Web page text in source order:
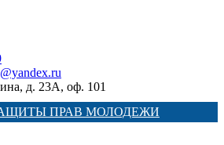
д. 23А, оф. 101
ПРАВ МОЛОДЕЖИ